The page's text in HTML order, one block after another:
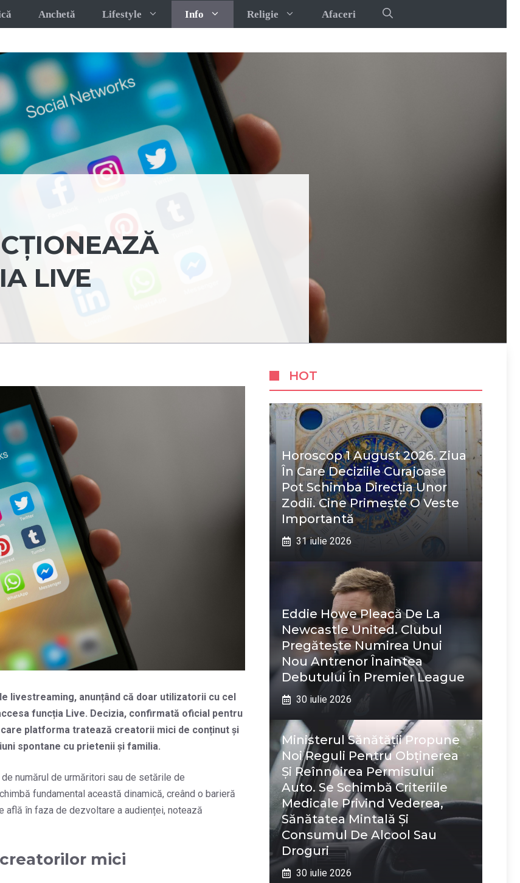
Anchetă Lifestyle Info Religie Afaceri
LIVE
livestreaming, anunțând că doar utilizatorii cu cel
funcția Live. Decizia, confirmată oficial pentru
platforma tratează creatorii mici de conținut și
spontane cu prietenii și familia.
numărul de urmăritori sau de setările de
fundamental această dinamică, creând o barieră
în faza de dezvoltare a audienței, notează
mici
HOT
Horoscop 1 August 2026. Ziua
În Care Deciziile Curajoase
Pot Schimba Direcția Unor
Zodii. Cine Primește O Veste
Importantă
31 iulie 2026
Eddie Howe Pleacă De La
Newcastle United. Clubul
Pregătește Numirea Unui
Nou Antrenor Înaintea
Debutului În Premier League
30 iulie 2026
Ministerul Sănătății Propune
Noi Reguli Pentru Obținerea
Și Reînnoirea Permisului
Auto. Se Schimbă Criteriile
Medicale Privind Vederea,
Sănătatea Mintală Și
Consumul De Alcool Sau
Droguri
30 iulie 2026